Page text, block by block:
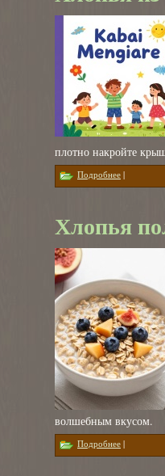
плотно накройте
Подробнее о Хлопья
|
Хлопья
волшебным вкусом.
Подробнее о Хлопья
|